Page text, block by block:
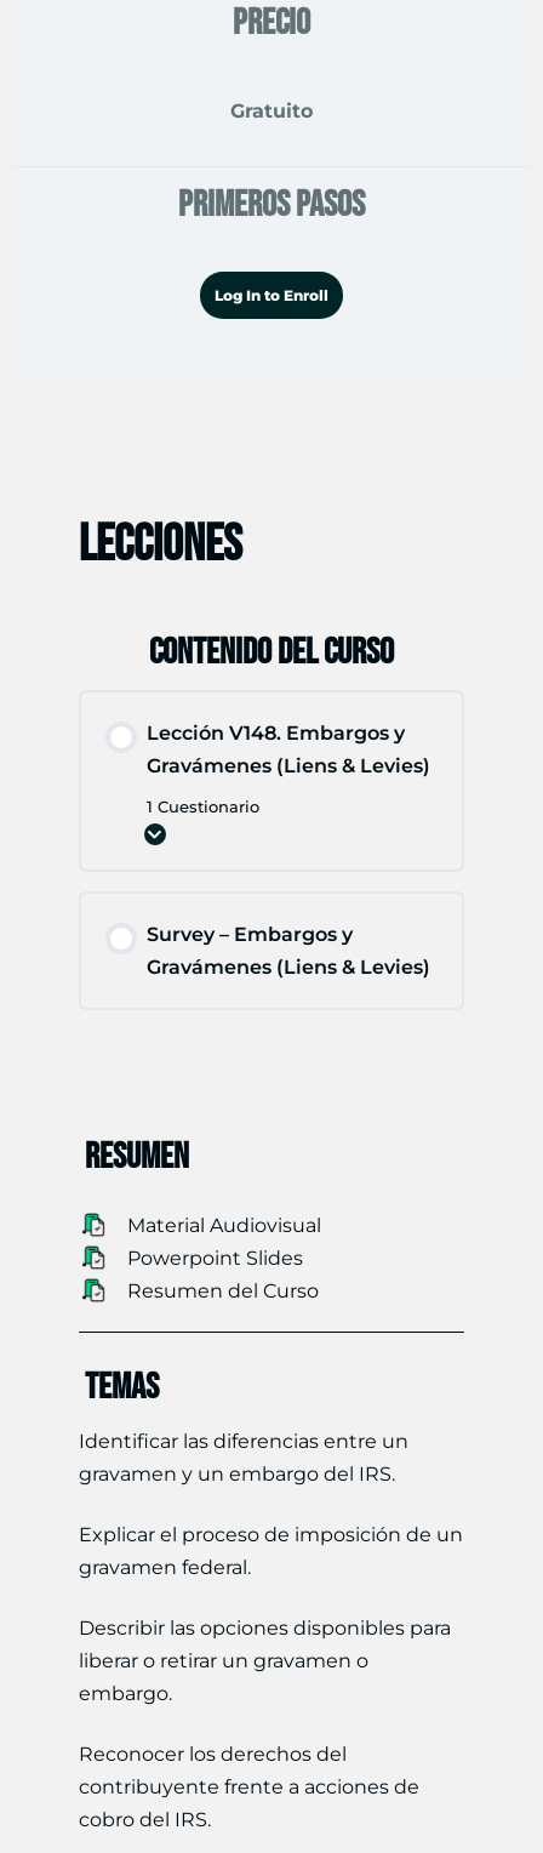
PRECIO
Gratuito
PRIMEROS PASOS
Log In to Enroll
LECCIONES
CONTENIDO DEL CURSO
Lección V148. Embargos y
Gravámenes (Liens & Levies)
1 Cuestionario
(Liens
&
Levies)
Survey – Embargos y
Gravámenes (Liens & Levies)
RESUMEN
Material Audiovisual
Powerpoint Slides
Resumen del Curso
TEMAS
Identificar las diferencias entre un
gravamen y un embargo del IRS.
Explicar el proceso de imposición de un
gravamen federal.
Describir las opciones disponibles para
liberar o retirar un gravamen o
embargo.
Reconocer los derechos del
contribuyente frente a acciones de
cobro del IRS.